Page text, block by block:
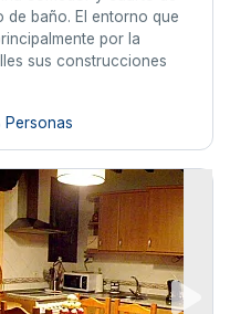
baño. El entorno que
por la
sus construcciones
Personas